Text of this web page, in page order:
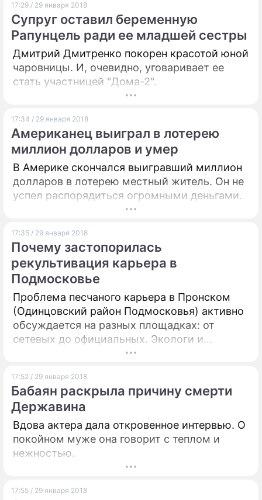
Злобиным.
17:29 / 29 января 2018
Супруг оставил беременную
Рапунцель ради ее младшей сестры
Дмитрий Дмитренко покорен красотой юной
чаровницы. И, очевидно, уговаривает ее
стать участницей "Дома-2".
17:34 / 29 января 2018
Американец выиграл в лотерею
миллион долларов и умер
В Америке скончался выигравший миллион
долларов в лотерею местный житель. Он не
успел распорядиться огромными деньгами.
17:35 / 29 января 2018
Почему застопорилась
рекультивация карьера в
Подмосковье
Проблема песчаного карьера в Пронском
(Одинцовский район Подмосковья) активно
обсуждается на разных площадках: от
сетевых до официальных. Экологи и
общественные активисты спорят, имеет ли
"ТЭКА-сервис" проводить на нем
рекультивацию. На фоне этого на втором
плане оказался главный вопрос о том, как
вообще можно проводить рекультивацию
подобного объекта.
17:52 / 29 января 2018
Бабаян раскрыла причину смерти
Державина
Вдова актера дала откровенное интервью. О
покойном муже она говорит с теплом и
нежностью.
17:55 / 29 января 2018